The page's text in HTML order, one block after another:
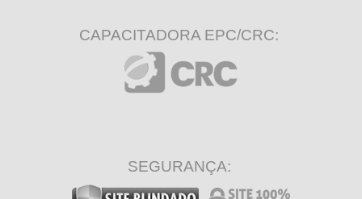
CAPACITADORA EPC/CRC:
SEGURANÇA: